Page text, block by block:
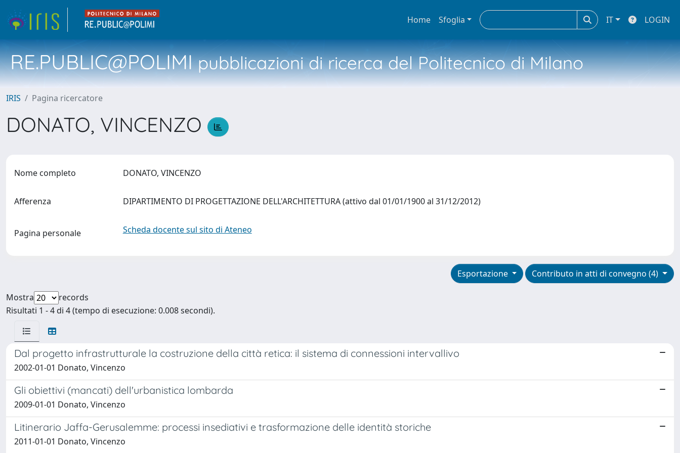
Home Sfoglia IT LOGIN
RE.PUBLIC@POLIMIpubblicazioni di ricerca del Politecnico di Milano
IRIS Pagina ricercatore
DONATO, VINCENZO
Nome completo DONATO, VINCENZO
Afferenza DIPARTIMENTO DI PROGETTAZIONE DELL'ARCHITETTURA (attivo dal 01/01/1900 al 31/12/2012)
Pagina personale Scheda docente sul sito di Ateneo
Contributo in atti di convegno (4)
Esportazione
Mostra
records
Risultati 1 - 4 di 4 (tempo di esecuzione: 0.008 secondi).
Dal progetto infrastrutturale la costruzione della città retica: il sistema di connessioni intervallivo
2002-01-01 Donato, Vincenzo
Gli obiettivi (mancati) dell'urbanistica lombarda
2009-01-01 Donato, Vincenzo
Litinerario Jaffa-Gerusalemme: processi insediativi e trasformazione delle identità storiche
2011-01-01 Donato, Vincenzo